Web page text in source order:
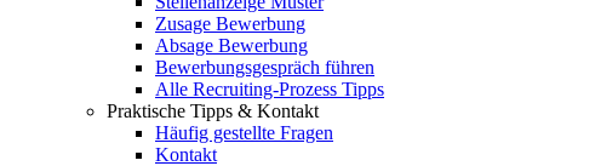
Zusage Bewerbung
Absage Bewerbung
Bewerbungsgespräch führen
Alle Recruiting-Prozess Tipps
Praktische Tipps & Kontakt
Häufig gestellte Fragen
Kontakt